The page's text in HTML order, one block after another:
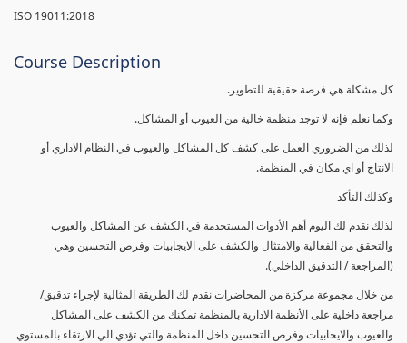
ISO 19011:2018
Course Description
كل مشكلة هي فرصة حقيقية للتطوير.
وكما نعلم فإنه لا توجد منظمة خالية من العيوب أو المشاكل.
لذلك من الضروري العمل على كشف كل المشاكل والعيوب في النظام الاداري أو
الانتاج أو اي مكان في المنظمة.
وكذلك التأكد
لذلك نقدم لك اليوم أهم الأدوات المستخدمة في الكشف عن المشاكل والعيوب
والتحقق من الفعالية والامتثال والكشف على الايجابيات وفرص التحسين وهي
(المراجعة / التدقيق الداخلي).
من خلال مجموعة مركزة من المحاضرات نقدم لك الطريقة المثالية لإجراء تدقيق/
مراجعة داخلية على الأنظمة الادارية بالمنظمة تمكنك من الكشف على المشاكل
والعيوب والايجابيات وفرص التحسين داخل المنظمة والتي تؤدي الي الارتقاء بالمستوي